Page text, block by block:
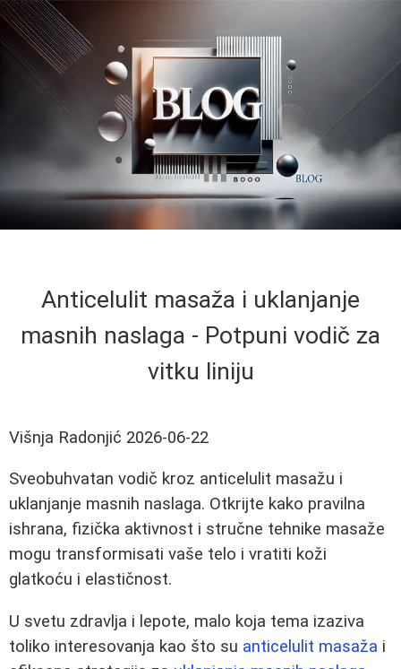
Anticelulit masaža i uklanjanje
masnih naslaga - Potpuni vodič za
vitku liniju
Višnja Radonjić 2026-06-22
Sveobuhvatan vodič kroz anticelulit masažu i
uklanjanje masnih naslaga. Otkrijte kako pravilna
ishrana, fizička aktivnost i stručne tehnike masaže
mogu transformisati vaše telo i vratiti koži
glatkoću i elastičnost.
U svetu zdravlja i lepote, malo koja tema izaziva
toliko interesovanja kao što su anticelulit masaža i